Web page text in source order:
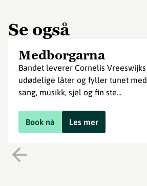
Se også
Medborgarna
Bandet leverer Cornelis Vreeswijks
udødelige låter og fyller tunet med
sang, musikk, sjel og fin ste...
Book nå Les mer